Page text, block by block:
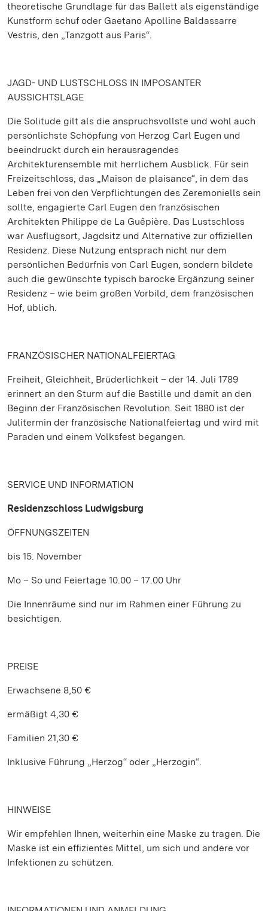
theoretische Grundlage für das Ballett als eigenständige
Kunstform schuf oder Gaetano Apolline Baldassarre
Vestris, den „Tanzgott aus Paris“.
JAGD- UND LUSTSCHLOSS IN IMPOSANTER
AUSSICHTSLAGE
Die Solitude gilt als die anspruchsvollste und wohl auch
persönlichste Schöpfung von Herzog Carl Eugen und
beeindruckt durch ein herausragendes
Architekturensemble mit herrlichem Ausblick. Für sein
Freizeitschloss, das „Maison de plaisance“, in dem das
Leben frei von den Verpflichtungen des Zeremoniells sein
sollte, engagierte Carl Eugen den französischen
Architekten Philippe de La Guêpière. Das Lustschloss
war Ausflugsort, Jagdsitz und Alternative zur offiziellen
Residenz. Diese Nutzung entsprach nicht nur dem
persönlichen Bedürfnis von Carl Eugen, sondern bildete
auch die gewünschte typisch barocke Ergänzung seiner
Residenz – wie beim großen Vorbild, dem französischen
Hof, üblich.
FRANZÖSISCHER NATIONALFEIERTAG
Freiheit, Gleichheit, Brüderlichkeit – der 14. Juli 1789
erinnert an den Sturm auf die Bastille und damit an den
Beginn der Französischen Revolution. Seit 1880 ist der
Julitermin der französische Nationalfeiertag und wird mit
Paraden und einem Volksfest begangen.
SERVICE UND INFORMATION
Residenzschloss Ludwigsburg
ÖFFNUNGSZEITEN
bis 15. November
Mo – So und Feiertage 10.00 – 17.00 Uhr
Die Innenräume sind nur im Rahmen einer Führung zu
besichtigen.
PREISE
Erwachsene 8,50 €
ermäßigt 4,30 €
Familien 21,30 €
Inklusive Führung „Herzog“ oder „Herzogin“.
HINWEISE
Wir empfehlen Ihnen, weiterhin eine Maske zu tragen. Die
Maske ist ein effizientes Mittel, um sich und andere vor
Infektionen zu schützen.